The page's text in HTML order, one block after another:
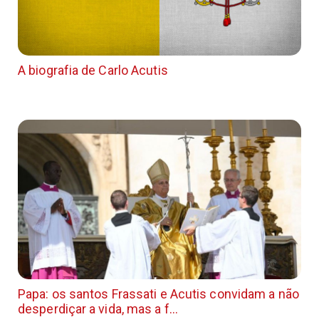
A biografia de Carlo Acutis
Papa: os santos Frassati e Acutis convidam a não
desperdiçar a vida, mas a f...